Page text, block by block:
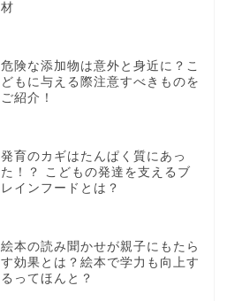
材
危険な添加物は意外と身近に？こ
どもに与える際注意すべきものを
ご紹介！
発育のカギはたんぱく質にあっ
た！？ こどもの発達を支えるブ
レインフードとは？
絵本の読み聞かせが親子にもたら
す効果とは？絵本で学力も向上す
るってほんと？